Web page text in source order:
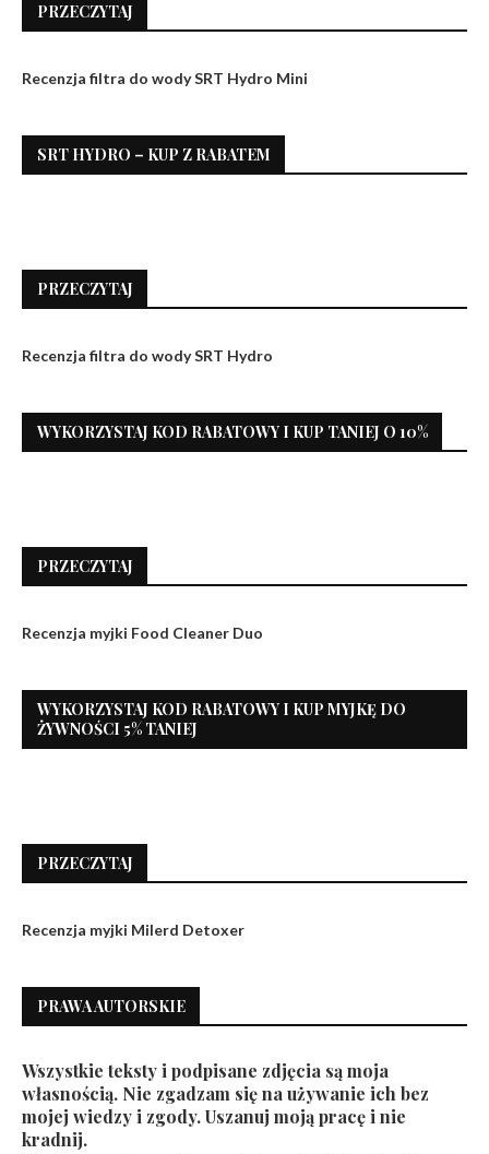
PRZECZYTAJ
Recenzja filtra do wody SRT Hydro Mini
SRT HYDRO – KUP Z RABATEM
PRZECZYTAJ
Recenzja filtra do wody SRT Hydro
WYKORZYSTAJ KOD RABATOWY I KUP TANIEJ O 10%
PRZECZYTAJ
Recenzja myjki Food Cleaner Duo
WYKORZYSTAJ KOD RABATOWY I KUP MYJKĘ DO
ŻYWNOŚCI 5% TANIEJ
PRZECZYTAJ
Recenzja myjki Milerd Detoxer
PRAWA AUTORSKIE
Wszystkie teksty i podpisane zdjęcia są moja
własnością. Nie zgadzam się na używanie ich bez
mojej wiedzy i zgody. Uszanuj moją pracę i nie
kradnij.